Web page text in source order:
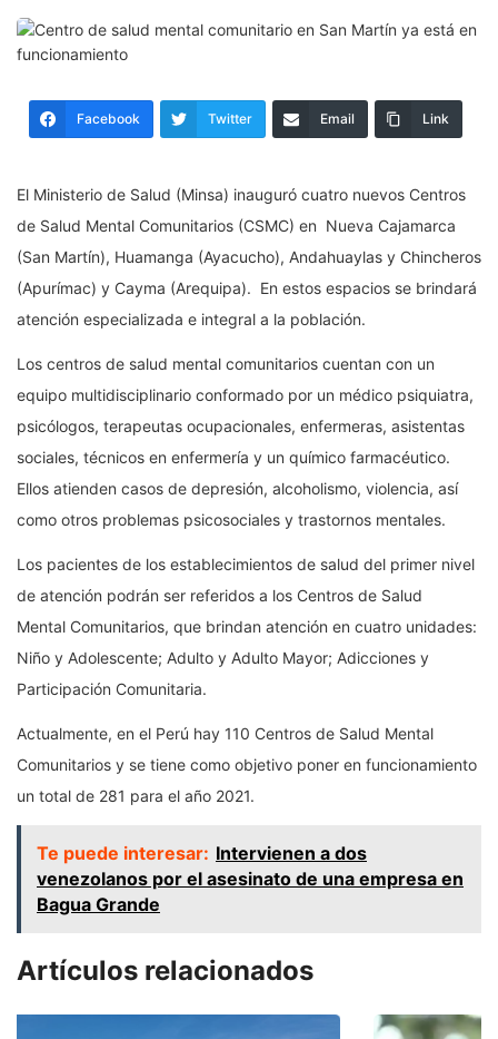
Facebook Twitter Email Link
El Ministerio de Salud (Minsa) inauguró cuatro nuevos Centros
de Salud Mental Comunitarios (CSMC) en Nueva Cajamarca
(San Martín), Huamanga (Ayacucho), Andahuaylas y Chincheros
(Apurímac) y Cayma (Arequipa). En estos espacios se brindará
atención especializada e integral a la población.
Los centros de salud mental comunitarios cuentan con un
equipo multidisciplinario conformado por un médico psiquiatra,
psicólogos, terapeutas ocupacionales, enfermeras, asistentas
sociales, técnicos en enfermería y un químico farmacéutico.
Ellos atienden casos de depresión, alcoholismo, violencia, así
como otros problemas psicosociales y trastornos mentales.
Los pacientes de los establecimientos de salud del primer nivel
de atención podrán ser referidos a los Centros de Salud
Mental Comunitarios, que brindan atención en cuatro unidades:
Niño y Adolescente; Adulto y Adulto Mayor; Adicciones y
Participación Comunitaria.
Actualmente, en el Perú hay 110 Centros de Salud Mental
Comunitarios y se tiene como objetivo poner en funcionamiento
un total de 281 para el año 2021.
Te puede interesar: Intervienen a dos
venezolanos por el asesinato de una empresa en
Bagua Grande
Artículos relacionados